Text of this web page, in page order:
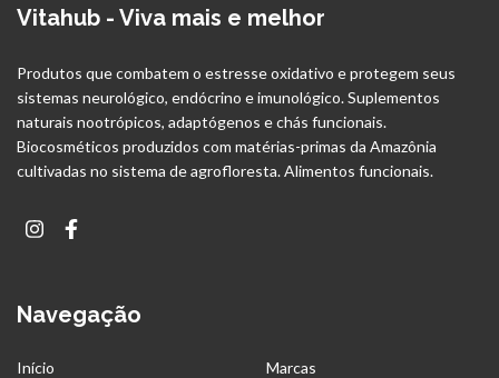
Vitahub - Viva mais e melhor
Produtos que combatem o estresse oxidativo e protegem seus
sistemas neurológico, endócrino e imunológico. Suplementos
naturais nootrópicos, adaptógenos e chás funcionais.
Biocosméticos produzidos com matérias-primas da Amazônia
cultivadas no sistema de agrofloresta. Alimentos funcionais.
Navegação
Início Marcas